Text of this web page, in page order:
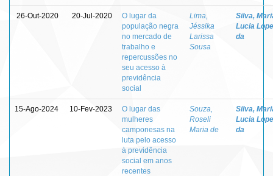
26-Out-2020 20-Jul-2020
O lugar da
população negra
no mercado de
trabalho e
repercussões no
seu acesso à
previdência
social
Lima,
Jéssika
Larissa
Sousa
Silva,
Lucia
da
15-Ago-2024 10-Fev-2023
O lugar das
mulheres
camponesas na
luta pelo acesso
à previdência
social em anos
recentes
Souza,
Roseli
Maria de
Silva,
Lucia
da